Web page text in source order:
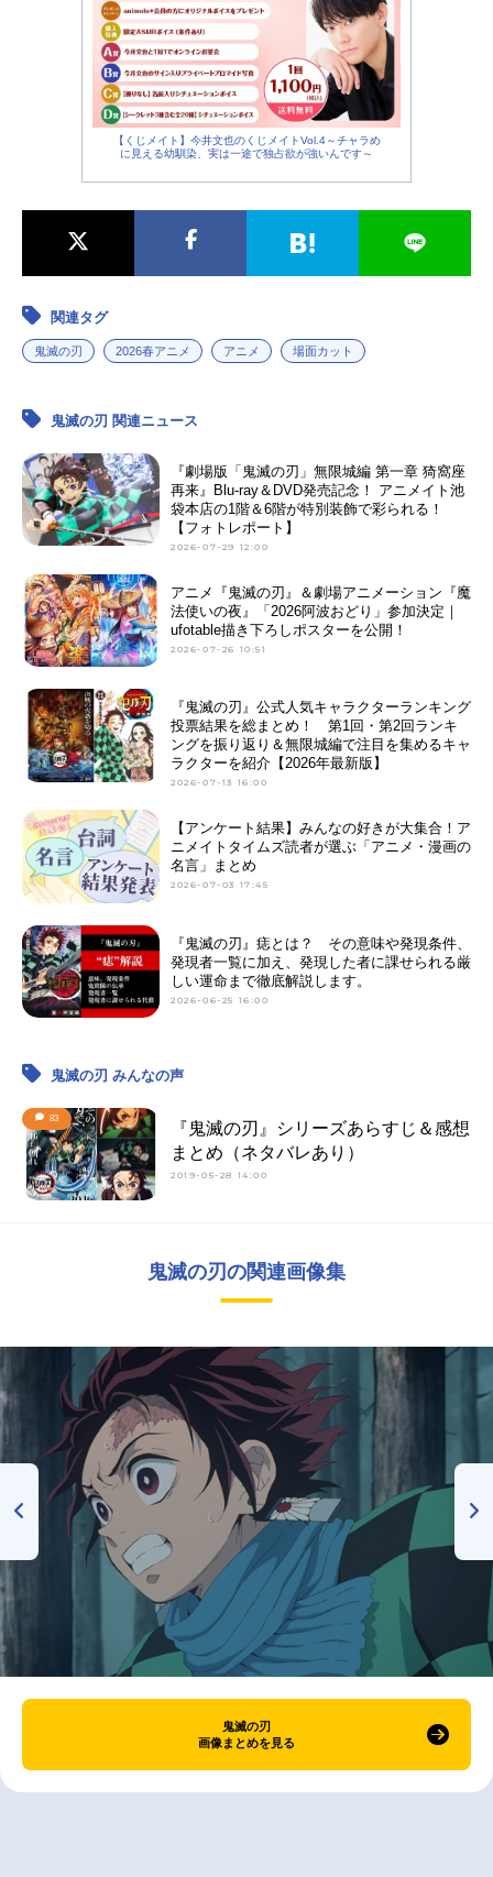
【くじメイト】今井文也のくじメイトVol.4～チャラめ
に見える幼馴染、実は一途で独占欲が強いんです～
関連タグ
鬼滅の刃 2026春アニメ アニメ 場面カット
鬼滅の刃 関連ニュース
『劇場版「鬼滅の刃」無限城編 第一章 猗窩座
再来』Blu-ray＆DVD発売記念！ アニメイト池
袋本店の1階＆6階が特別装飾で彩られる！
【フォトレポート】
2026-07-29 12:00
アニメ『鬼滅の刃』＆劇場アニメーション『魔
法使いの夜』「2026阿波おどり」参加決定｜
ufotable描き下ろしポスターを公開！
2026-07-26 10:51
『鬼滅の刃』公式人気キャラクターランキング
投票結果を総まとめ！ 第1回・第2回ランキ
ングを振り返り＆無限城編で注目を集めるキャ
ラクターを紹介【2026年最新版】
2026-07-13 16:00
【アンケート結果】みんなの好きが大集合！ア
ニメイトタイムズ読者が選ぶ「アニメ・漫画の
名言」まとめ
2026-07-03 17:45
『鬼滅の刃』痣とは？ その意味や発現条件、
発現者一覧に加え、発現した者に課せられる厳
しい運命まで徹底解説します。
2026-06-25 16:00
鬼滅の刃 みんなの声
83
『鬼滅の刃』シリーズあらすじ＆感想
まとめ（ネタバレあり）
2019-05-28 14:00
鬼滅の刃の関連画像集
鬼滅の刃
画像まとめを見る